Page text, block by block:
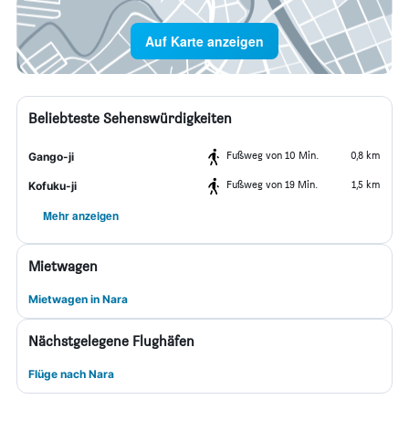
Auf Karte anzeigen
Beliebteste Sehenswürdigkeiten
Gango-ji Fußweg von 10 Min. 0,8 km
Kofuku-ji Fußweg von 19 Min. 1,5 km
Mehr anzeigen
Mietwagen
Mietwagen in Nara
Nächstgelegene Flughäfen
Flüge nach Nara